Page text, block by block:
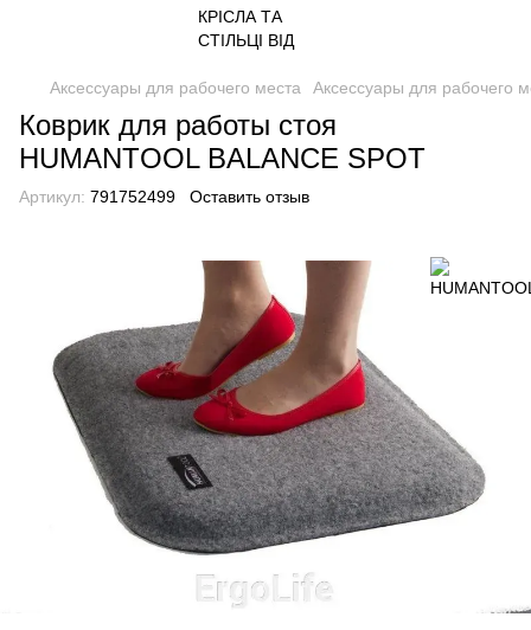
Аксессуары для рабочего места Аксессуары для рабочего
Коврик для работы стоя
HUMANTOOL BALANCE SPOT
Артикул: 791752499 Оставить отзыв